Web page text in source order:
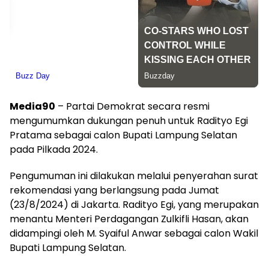
Media90 – Partai Demokrat secara resmi
mengumumkan dukungan penuh untuk Radityo Egi
Pratama sebagai calon Bupati Lampung Selatan
pada Pilkada 2024.
Pengumuman ini dilakukan melalui penyerahan surat
rekomendasi yang berlangsung pada Jumat
(23/8/2024) di Jakarta. Radityo Egi, yang merupakan
menantu Menteri Perdagangan Zulkifli Hasan, akan
didampingi oleh M. Syaiful Anwar sebagai calon Wakil
Bupati Lampung Selatan.